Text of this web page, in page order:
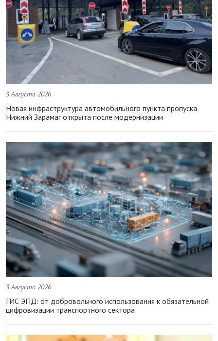
3 Августа 2026
Новая инфраструктура автомобильного пункта пропуска
Нижний Зарамаг открыта после модернизации
3 Августа 2026
ГИС ЭПД: от добровольного использования к обязательной
цифровизации транспортного сектора